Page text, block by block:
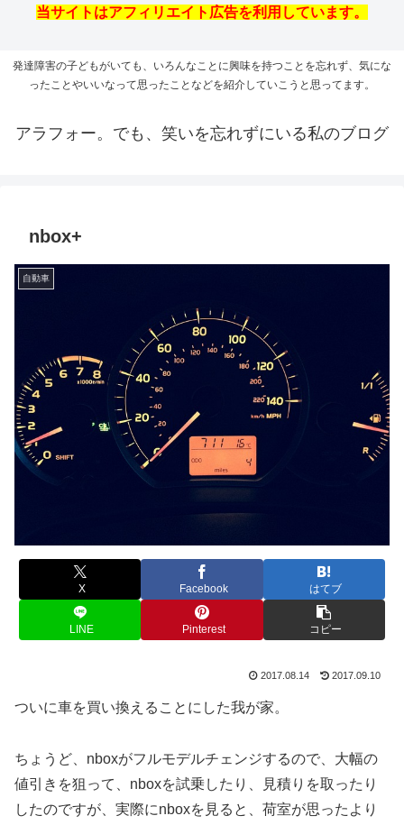
当サイトはアフィリエイト広告を利用しています。
発達障害の子どもがいても、いろんなことに興味を持つことを忘れず、気にな
ったことやいいなって思ったことなどを紹介していこうと思ってます。
アラフォー。でも、笑いを忘れずにいる私のブログ
nbox+
自動車
X Facebook はてブ
LINE Pinterest コピー
2017.08.14 2017.09.10
ついに車を買い換えることにした我が家。
ちょうど、nboxがフルモデルチェンジするので、大幅の
値引きを狙って、nboxを試乗したり、見積りを取ったり
したのですが、実際にnboxを見ると、荷室が思ったより